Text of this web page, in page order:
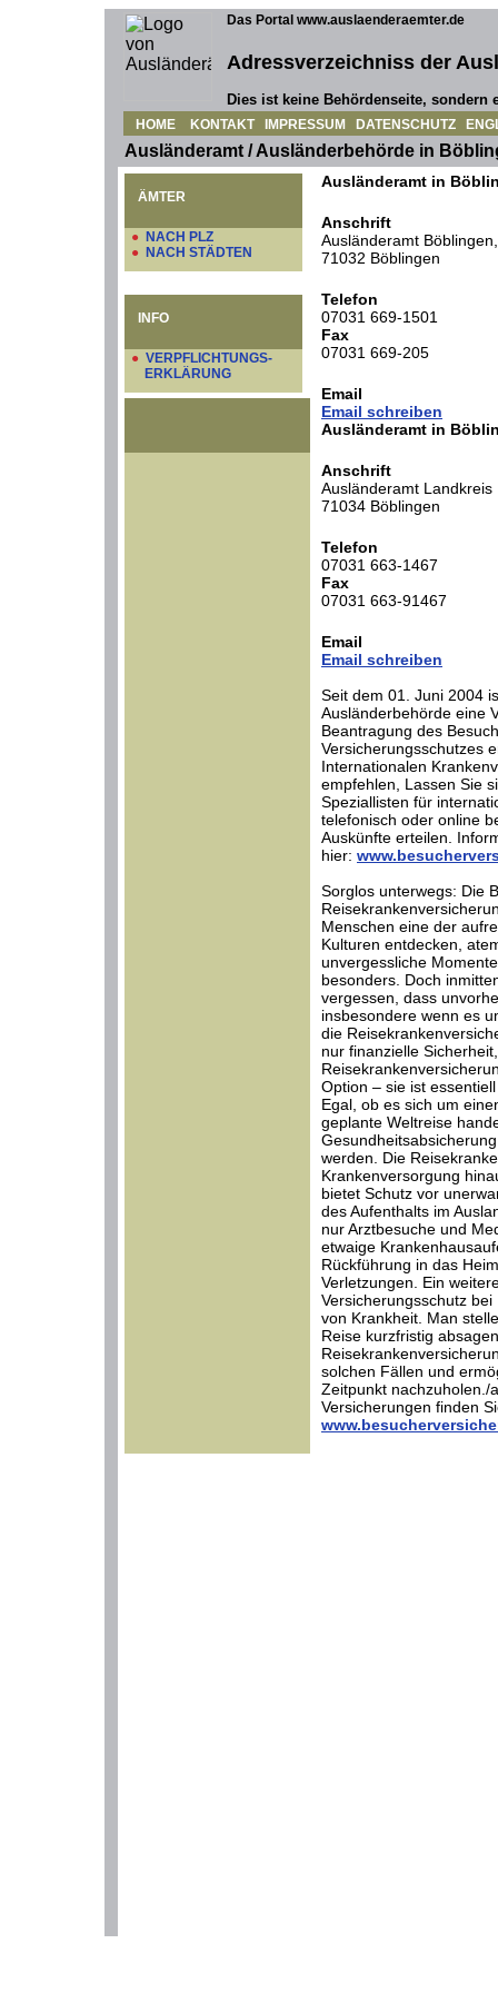
Das Portal www.auslaenderaemter.de
Adressverzeichniss der
Dies ist keine Behördenseite, sondern
HOME KONTAKT IMPRESSUM DATENSCHUTZ
Ausländeramt / Ausländerbehörde in
ÄMTER
● NACH PLZ
● NACH STÄDTEN
INFO
● VERPFLICHTUNGS-
ERKLÄRUNG
Ausländeramt in
Anschrift
Ausländeramt
71032 Böblingen
Telefon
07031 669-1501
Fax
07031 669-205
Email
Email schreiben
Ausländeramt in
Anschrift
Ausländeramt
71034 Böblingen
Telefon
07031 663-1467
Fax
07031 663-91467
Email
Email schreiben
Seit dem 01. Juni 2004
Ausländerbehörde eine
Beantragung des
Versicherungsschutzes
Internationalen
empfehlen, Lassen Sie
Speziallisten für
telefonisch oder online
Auskünfte erteilen.
hier:
Sorglos unterwegs: Die
Menschen eine der
Kulturen entdecken,
unvergessliche
besonders. Doch
vergessen, dass
insbesondere wenn es
die
nur finanzielle
Option – sie ist
Egal, ob es sich um
geplante Weltreise
werden. Die
Krankenversorgung
bietet Schutz vor
des Aufenthalts im
nur Arztbesuche und
etwaige
Rückführung in das
Verletzungen. Ein
Versicherungsschutz
von Krankheit. Man
Reise kurzfristig
solchen Fällen und
Zeitpunkt nachzuholen./
Versicherungen finden